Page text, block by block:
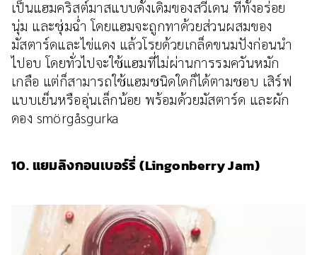
เป็นแฮมคริสต์มาสแบบดั้งเดิมของสวีเดน ที่ทั้งอร่อย
นุ่ม และชุ่มฉ่ำ โดยแฮมจะถูกทาด้วยส่วนผสมของ
มัสตาร์ดและไข่แดง แล้วโรยด้วยเกล็ดขนมปังก่อนนำ
ไปอบ โดยทั่วไปจะใช้แฮมที่ไม่ผ่านการรมควันหมัก
เกลือ แต่ก็สามารถใช้แฮมชนิดใดก็ได้ตามชอบ เสิร์ฟ
แบบเย็นหรืออุ่นเล็กน้อย พร้อมด้วยมัสตาร์ด และผัก
ดอง smörgåsgurka
10. แยมลิงกอนเบอร์รี่ (Lingonberry Jam)